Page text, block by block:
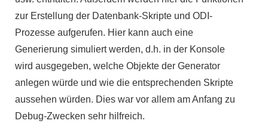
zur Erstellung der Datenbank-Skripte und ODI-
Prozesse aufgerufen. Hier kann auch eine
Generierung simuliert werden, d.h. in der Konsole
wird ausgegeben, welche Objekte der Generator
anlegen würde und wie die entsprechenden Skripte
aussehen würden. Dies war vor allem am Anfang zu
Debug-Zwecken sehr hilfreich.